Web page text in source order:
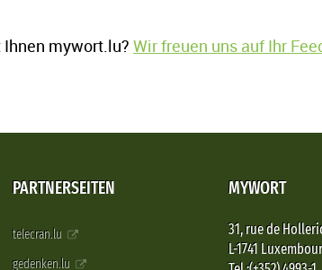
Ihnen mywort.lu?Wir freuen uns auf Ihr
PARTNERSEITEN
telecran.lu
gedenken.lu
MYWORT
31, rue de
L-1741